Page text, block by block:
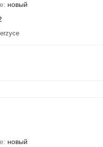
новый
новый